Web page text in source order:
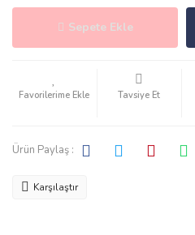
Sepete Ekle
Tavsiye Et
Ürün Paylaş :
Karşılaştır